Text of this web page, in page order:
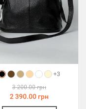
+3
3 200.00 грн
2 390.00 грн